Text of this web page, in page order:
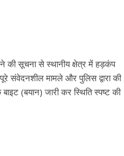
की सूचना से स्थानीय क्षेत्र में हड़कंप
संवेदनशील मामले और पुलिस द्वारा की
(बयान) जारी कर स्थिति स्पष्ट की